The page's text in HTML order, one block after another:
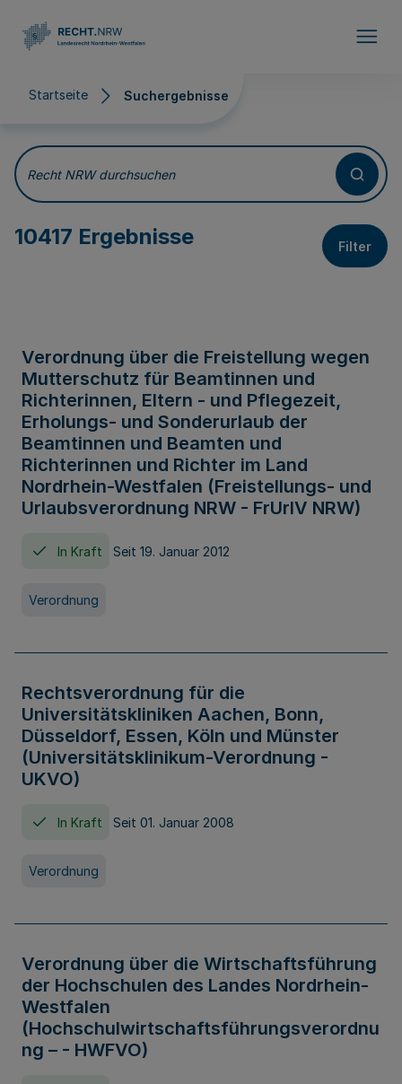
Startseite Suchergebnisse
Suchergebnisse
Recht NRW durchsuchen
10417 Ergebnisse Filter
Verordnung über die Freistellung wegen
Mutterschutz für Beamtinnen und
Richterinnen, Eltern - und Pflegezeit,
Erholungs- und Sonderurlaub der
Beamtinnen und Beamten und
Richterinnen und Richter im Land
Nordrhein-Westfalen (Freistellungs- und
Urlaubsverordnung NRW - FrUrlV NRW)
In Kraft Seit 19. Januar 2012
Verordnung
Rechtsverordnung für die
Universitätskliniken Aachen, Bonn,
Düsseldorf, Essen, Köln und Münster
(Universitätsklinikum-Verordnung -
UKVO)
In Kraft Seit 01. Januar 2008
Verordnung
Verordnung über die Wirtschaftsführung
der Hochschulen des Landes Nordrhein-
Westfalen
(Hochschulwirtschaftsführungsverordnu
ng – - HWFVO)